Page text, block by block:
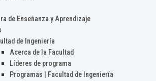
de Enseñanza y Aprendizaje
de Ingeniería
Acerca de la Facultad
Líderes de programa
Programas | Facultad de Ingeniería